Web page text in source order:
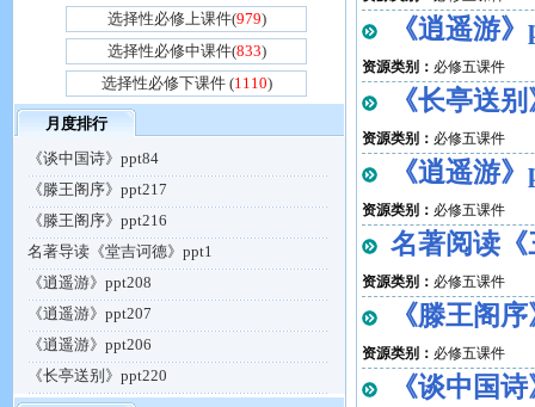
选择性必修上课件(979)
选择性必修中课件(833)
选择性必修下课件 (1110)
月度排行
《谈中国诗》ppt84
《滕王阁序》ppt217
《滕王阁序》ppt216
名著导读《堂吉诃德》ppt1
《逍遥游》ppt208
《逍遥游》ppt207
《逍遥游》ppt206
《长亭送别》ppt220
《逍遥游
资源类别： 必修五课件
《长亭送
资源类别： 必修五课件
《逍遥游
资源类别： 必修五课件
名著阅读
资源类别： 必修五课件
《滕王阁
资源类别： 必修五课件
《谈中国